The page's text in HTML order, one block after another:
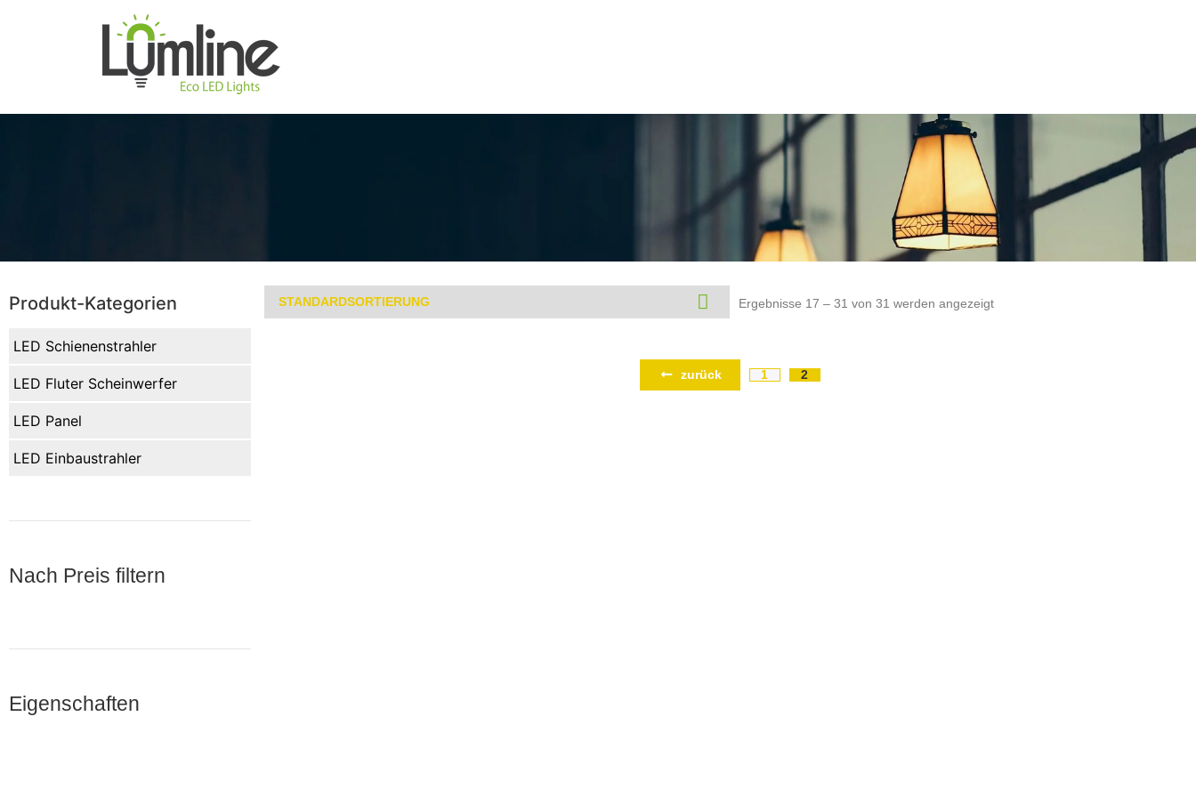
Produkt-Kategorien
LED Schienenstrahler
LED Fluter Scheinwerfer
LED Panel
LED Einbaustrahler
Nach Preis filtern
Eigenschaften
Ergebnisse 17 – 31 von 31 werden angezeigt
zurück 1 2